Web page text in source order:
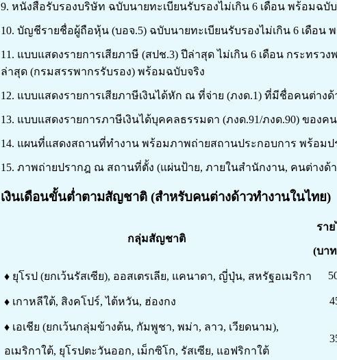
9. หนังสือรับรองบริษัท ฉบับนายทะเบียนรับรองไม่เกิน 6 เดือน พร้อมฉบับ
10. บัญชีรายชื่อผู้ถือหุ้น (บอจ.5) ฉบับนายทะเบียนรับรองไม่เกิน 6 เดือน
11. แบบแสดงรายการเสียภาษี (สปช.3) ปีล่าสุด ไม่เกิน 6 เดือน กระทร
ล่าสุด (กรมสรรพากรรับรอง) พร้อมฉบับจริง
12. แบบแสดงรายการเสียภาษีเงินได้หัก ณ ที่จ่าย (ภงด.1) ที่มีชื่อคนต่าง
13. แบบแสดงรายการภาษีเงินได้บุคคลธรรมดา (ภงด.91/ภงด.90) ของค
14. แผนที่แสดงสถานที่ทำงาน พร้อมภาพถ่ายสถานประกอบการ พร้อม
15. ภาพถ่ายปรากฎ ณ สถานที่ตั้ง (แผ่นป้าย, ภายในสำนักงาน, คนต่าง
เงินเดือนขั้นต่ำตามสัญชาติ (สำหรับคนต่างด้าวทำงานในไทย)
กลุ่มสัญชาติ
รา
(บา
♦ ยุโรป (ยกเว้นรัสเซีย), ออสเตรเลีย, แคนาดา, ญี่ปุ่น, สหรัฐอเมริกา
♦ เกาหลีใต้, สิงคโปร์, ไต้หวัน, ฮ่องกง
♦ เอเชีย (ยกเว้นกลุ่มข้างต้น, กัมพูชา, พม่า, ลาว, เวียดนาม),
อเมริกาใต้, ยุโรปตะวันออก, เม็กซิโก, รัสเซีย, แอฟริกาใต้